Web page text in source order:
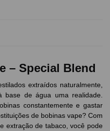
– Special Blend
extraídos naturalmente,
de água uma realidade.
constantemente e gastar
de bobinas vape? Com
extração de tabaco, você pode